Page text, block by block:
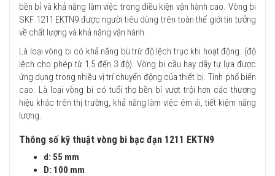
bền bỉ và khả năng làm việc trong điều kiện vận hành cao. Vòng bi
SKF 1211 EKTN9 được người tiêu dùng trên toàn thế giới tin tưởng
về chất lượng và khả năng vận hành.
Là loại vòng bi có khả năng bù trừ độ lệch trục khi hoạt động. (độ
lệch cho phép từ 1,5 đến 3 độ). Vòng bi cầu hay dãy tự lựa được
ứng dụng trong nhiều vị trí chuyển động của thiết bị. Tính phổ biến
cao. Là loại vòng bi có tuổi thọ bền bỉ vượt trội hơn các thương
hiệu khác trên thị trường, khả năng làm việc êm ái, tiết kiệm năng
lượng.
Thông số kỹ thuật vòng bi bạc đạn 1211 EKTN9
d: 55 mm
D: 100 mm